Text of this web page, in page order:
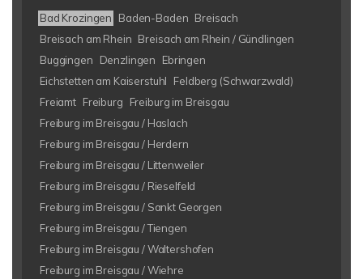
Bad Krozingen Baden-Baden Breisach
Breisach am Rhein Breisach am Rhein / Gündlingen
Buggingen
Denzlingen
Ebringen
Eichstetten am Kaiserstuhl
Feldberg (Schwarzwald)
Freiamt Freiburg
Freiburg im Breisgau
Freiburg im Breisgau / Haslach
Freiburg im Breisgau / Herdern
Freiburg im Breisgau / Littenweiler
Freiburg im Breisgau / Rieselfeld
Freiburg im Breisgau / Sankt Georgen
Freiburg im Breisgau / Tiengen
Freiburg im Breisgau / Waltershofen
Freiburg im Breisgau / Wiehre